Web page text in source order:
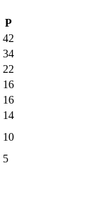
P
42
34
22
16
16
14
10
5